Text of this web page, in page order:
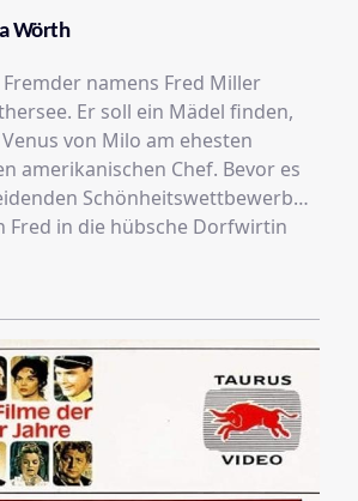
Wörth
namens Fred Miller
Er soll ein Mädel finden,
von Milo am ehesten
amerikanischen Chef. Bevor es
Schönheitswettbewerb
Fred in die hübsche Dorfwirtin